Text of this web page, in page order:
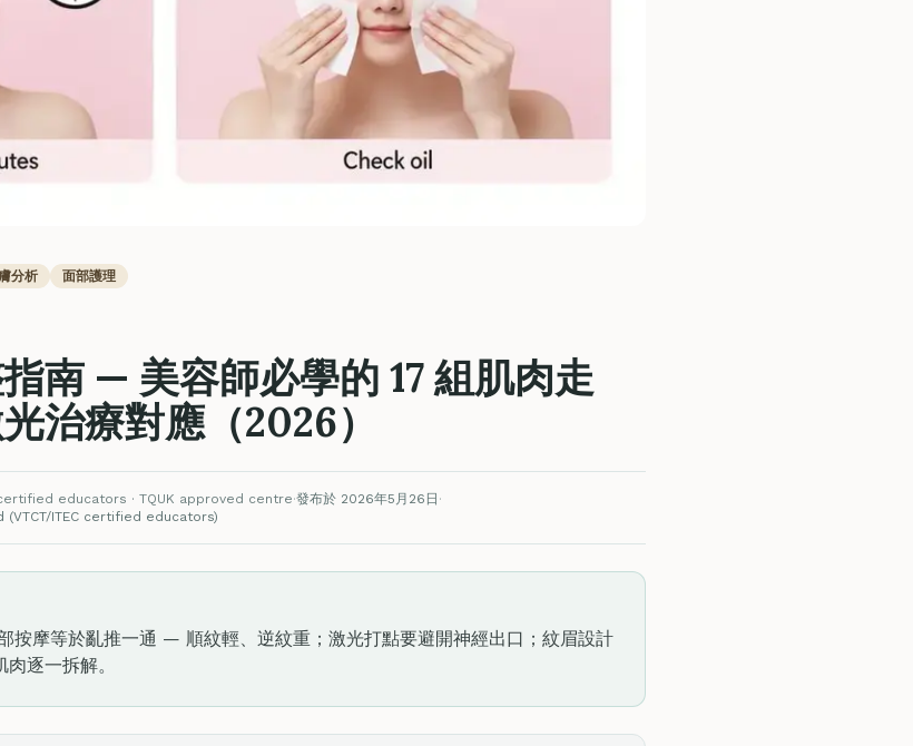
分析 面部護理
南 — 美容師必學的 17 組肌肉走
治療對應（2026）
educators · TQUK approved centre·發布於 2026年5月26日 ·
ITEC certified educators)
按摩等於亂推一通 — 順紋輕、逆紋重；激光打點要避開神經出口；紋眉設計
逐一拆解。